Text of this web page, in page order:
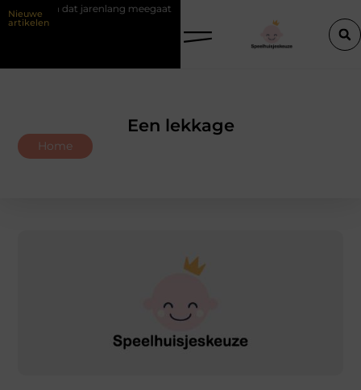
Nieuwe
artikelen
dat jarenlang meegaat Renovlies behang voor strakke wanden
Een lekkage
Home